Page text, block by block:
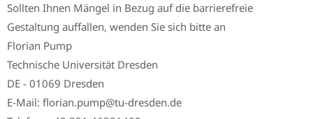
Sollten Ihnen Mängel in Bezug auf die barrierefreie
Gestaltung auffallen, wenden Sie sich bitte an
Florian Pump
Technische Universität Dresden
DE - 01069 Dresden
E-Mail: florian.pump@tu-dresden.de